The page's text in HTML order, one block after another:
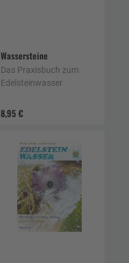
Wassersteine
8,95 €
Das Praxisbuch zum
Edelsteinwasser